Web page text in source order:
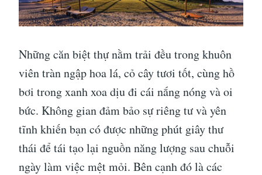
Những căn biệt thự nằm trải đều trong khuôn
viên tràn ngập hoa lá, cỏ cây tươi tốt, cùng hồ
bơi trong xanh xoa dịu đi cái nắng nóng và oi
bức. Không gian đảm bảo sự riêng tư và yên
tĩnh khiến bạn có được những phút giây thư
thái để tái tạo lại nguồn năng lượng sau chuỗi
ngày làm việc mệt mỏi. Bên cạnh đó là các